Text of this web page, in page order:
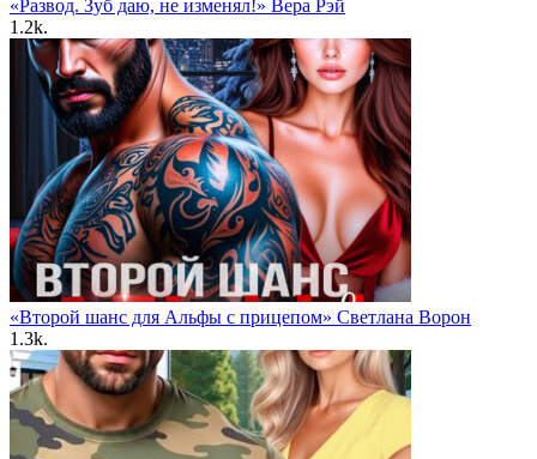
«Развод. Зуб даю, не изменял!» Вера Рэй
1.2k.
«Второй шанс для Альфы с прицепом» Светлана Ворон
1.3k.